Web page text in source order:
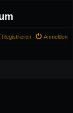
Anmelden
Registrieren